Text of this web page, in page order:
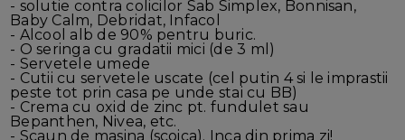
- solutie contra colicilor Sab Simplex, Bonnisan,
Baby Calm, Debridat, Infacol
- Alcool alb de 90% pentru buric.
- O seringa cu gradatii mici (de 3 ml)
- Servetele umede
- Cutii cu servetele uscate (cel putin 4 si le imprastii
peste tot prin casa pe unde stai cu BB)
- Crema cu oxid de zinc pt. fundulet sau
Bepanthen, Nivea, etc.
- Scaun de masina (scoica). Inca din prima zi!